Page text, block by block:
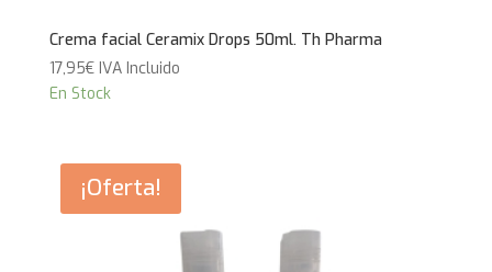
Crema facial Ceramix Drops 50ml. Th Pharma
17,95€ IVA Incluido
En Stock
¡Oferta!